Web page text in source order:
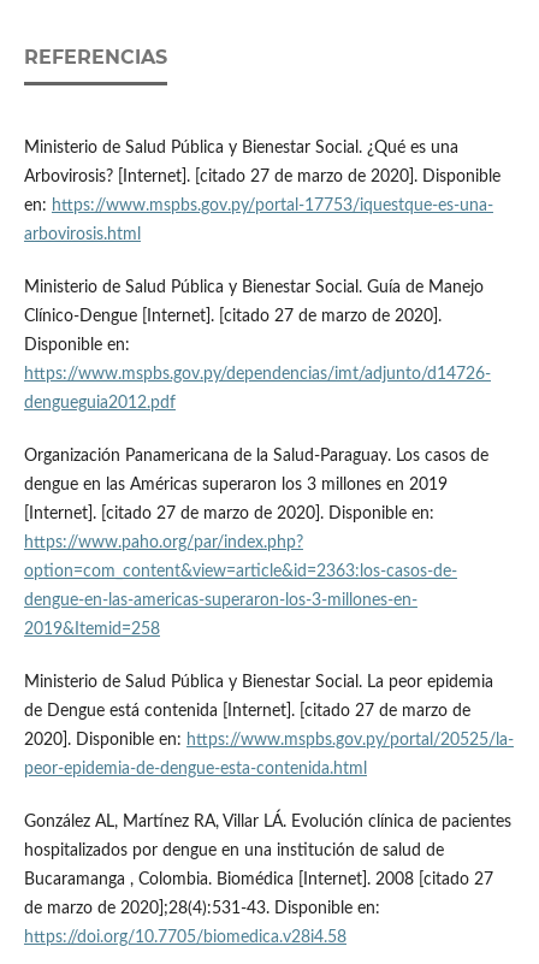
REFERENCIAS
Ministerio de Salud Pública y Bienestar Social. ¿Qué es una
Arbovirosis? [Internet]. [citado 27 de marzo de 2020]. Disponible
en: https://www.mspbs.gov.py/portal-17753/iquestque-es-una-
arbovirosis.html
Ministerio de Salud Pública y Bienestar Social. Guía de Manejo
Clínico-Dengue [Internet]. [citado 27 de marzo de 2020].
Disponible en:
https://www.mspbs.gov.py/dependencias/imt/adjunto/d14726-
dengueguia2012.pdf
Organización Panamericana de la Salud-Paraguay. Los casos de
dengue en las Américas superaron los 3 millones en 2019
[Internet]. [citado 27 de marzo de 2020]. Disponible en:
https://www.paho.org/par/index.php?
option=com_content&view=article&id=2363:los-casos-de-
dengue-en-las-americas-superaron-los-3-millones-en-
2019&Itemid=258
Ministerio de Salud Pública y Bienestar Social. La peor epidemia
de Dengue está contenida [Internet]. [citado 27 de marzo de
2020]. Disponible en: https://www.mspbs.gov.py/portal/20525/la-
peor-epidemia-de-dengue-esta-contenida.html
González AL, Martínez RA, Villar LÁ. Evolución clínica de pacientes
hospitalizados por dengue en una institución de salud de
Bucaramanga , Colombia. Biomédica [Internet]. 2008 [citado 27
de marzo de 2020];28(4):531-43. Disponible en:
https://doi.org/10.7705/biomedica.v28i4.58